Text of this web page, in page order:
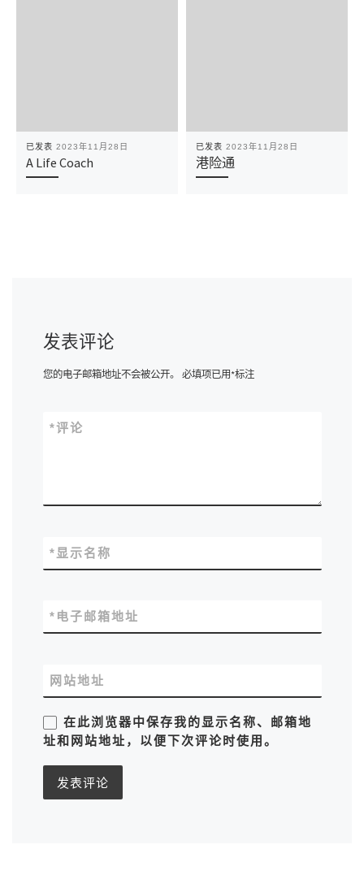
已发表 2023年11月28日
A Life Coach
已发表 2023年11月28日
港险通
发表评论
您的电子邮箱地址不会被公开。 必填项已用*标注
评论
*
显示名称
*
电子邮箱地址
*
网站地址
在此浏览器中保存我的显示名称、邮箱地
址和网站地址，以便下次评论时使用。